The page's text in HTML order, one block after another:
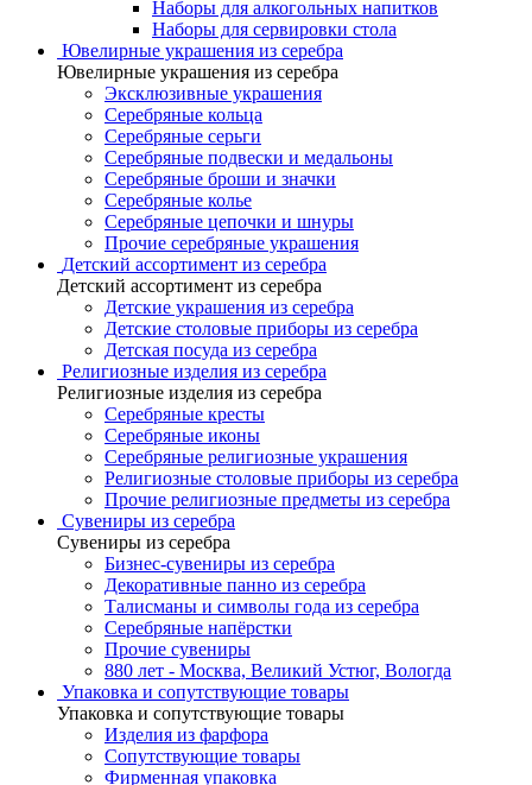
Наборы для алкогольных напитков
Наборы для сервировки стола
Ювелирные украшения из серебра
Ювелирные украшения из серебра
Эксклюзивные украшения
Серебряные кольца
Серебряные серьги
Серебряные подвески и медальоны
Серебряные броши и значки
Серебряные колье
Серебряные цепочки и шнуры
Прочие серебряные украшения
Детский ассортимент из серебра
Детский ассортимент из серебра
Детские украшения из серебра
Детские столовые приборы из серебра
Детская посуда из серебра
Религиозные изделия из серебра
Религиозные изделия из серебра
Серебряные кресты
Серебряные иконы
Серебряные религиозные украшения
Религиозные столовые приборы из серебра
Прочие религиозные предметы из серебра
Сувениры из серебра
Сувениры из серебра
Бизнес-сувениры из серебра
Декоративные панно из серебра
Талисманы и символы года из серебра
Серебряные напёрстки
Прочие сувениры
880 лет - Москва, Великий Устюг, Вологда
Упаковка и сопутствующие товары
Упаковка и сопутствующие товары
Изделия из фарфора
Сопутствующие товары
Фирменная упаковка